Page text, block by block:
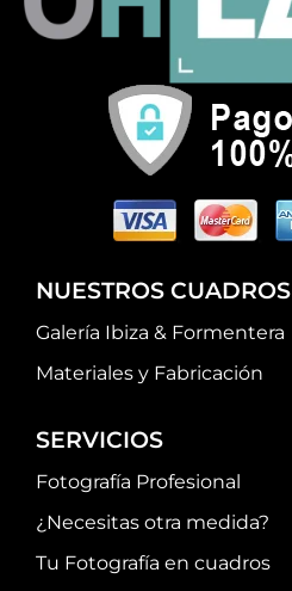
NUESTROS CUADROS
Galería Ibiza & Formentera
Materiales y Fabricación
SERVICIOS
Fotografía Profesional
¿Necesitas otra medida?
Tu Fotografía en cuadros